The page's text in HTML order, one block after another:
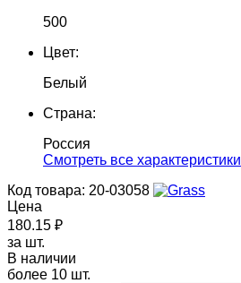
500
Цвет:
Белый
Страна:
Россия
Cмотреть все характеристики
Код товара: 20-03058
Цена
180.15 ₽
за шт.
В наличии
более 10 шт.